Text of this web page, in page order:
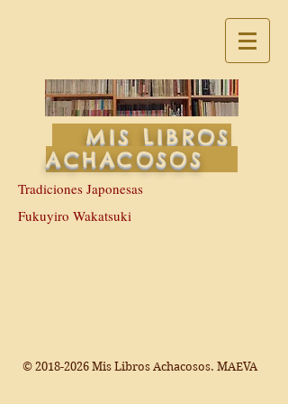
MIS LIBROS
ACHACOSOS
Tradiciones Japonesas
Fukuyiro Wakatsuki
© 2018-2026 Mis Libros Achacosos. MAEVA